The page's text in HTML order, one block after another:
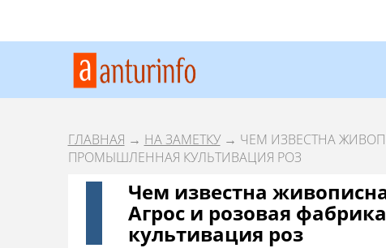
ГЛАВНАЯ → НА ЗАМЕТКУ → ЧЕМ ИЗВЕСТНА
ПРОМЫШЛЕННАЯ КУЛЬТИВАЦИЯ РОЗ
Чем известна
Агрос и розовая
культивация роз